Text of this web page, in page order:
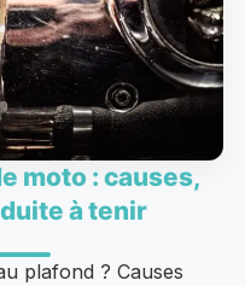
moto : causes,
à tenir
plafond ? Causes